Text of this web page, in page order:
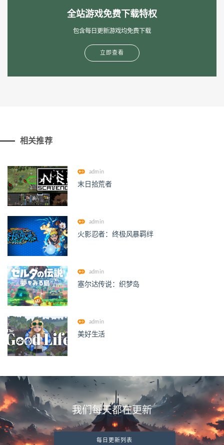
全站游戏免费下载特权
包含每日更新游戏均免费下载
立即查看
相关推荐
admin
末日拾荒者
admin
火影忍者：终极风暴羁绊
admin
塞尔达传说：织梦岛
admin
美好生活
我们每天都在更新
每日更新列表